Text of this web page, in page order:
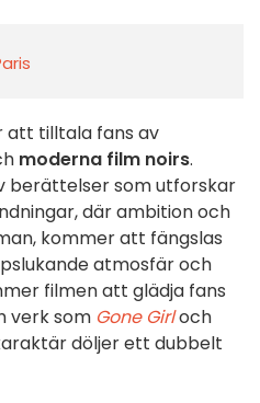
tilltala fans av
moderna film noirs.
berättelser som utforskar
där ambition och
kommer att fängslas
atmosfär och
filmen att glädja fans
verk som Gone Girloch
döljer ett dubbelt